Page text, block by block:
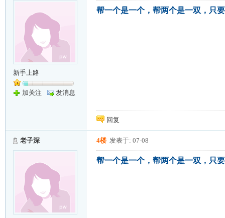
新手上路
加关注 发消息
帮一个是一个，帮两个是一双，只
回复
老子深 4楼 发表于: 07-08
帮一个是一个，帮两个是一双，只